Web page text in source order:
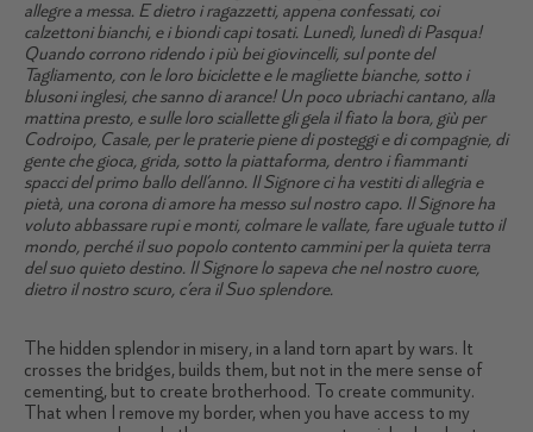
allegre a messa. E dietro i ragazzetti, appena confessati, coi
calzettoni bianchi, e i biondi capi tosati. Lunedì, lunedì di Pasqua!
Quando corrono ridendo i più bei giovincelli, sul ponte del
Tagliamento, con le loro biciclette e le magliette bianche, sotto i
blusoni inglesi, che sanno di arance! Un poco ubriachi cantano, alla
mattina presto, e sulle loro sciallette gli gela il fiato la bora, giù per
Codroipo, Casale, per le praterie piene di posteggi e di compagnie, di
gente che gioca, grida, sotto la piattaforma, dentro i fiammanti
spacci del primo ballo dell’anno. Il Signore ci ha vestiti di allegria e
pietà, una corona di amore ha messo sul nostro capo. Il Signore ha
voluto abbassare rupi e monti, colmare le vallate, fare uguale tutto il
mondo, perché il suo popolo contento cammini per la quieta terra
del suo quieto destino. Il Signore lo sapeva che nel nostro cuore,
dietro il nostro scuro, c’era il Suo splendore.
The hidden splendor in misery, in a land torn apart by wars. It
crosses the bridges, builds them, but not in the mere sense of
cementing, but to create brotherhood. To create community.
That when I remove my border, when you have access to my